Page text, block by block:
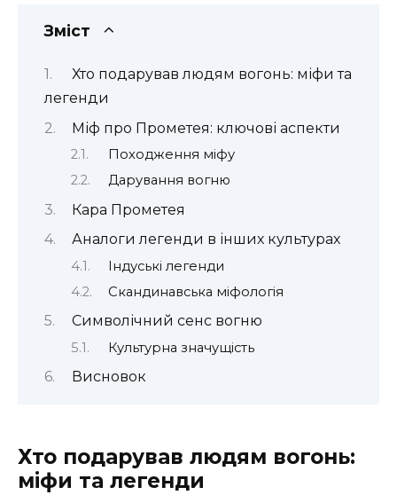
Зміст
Хто подарував людям вогонь: міфи та
легенди
Міф про Прометея: ключові аспекти
Походження міфу
Дарування вогню
Кара Прометея
Аналоги легенди в інших культурах
Індуські легенди
Скандинавська міфологія
Символічний сенс вогню
Культурна значущість
Висновок
Хто подарував людям вогонь:
міфи та легенди